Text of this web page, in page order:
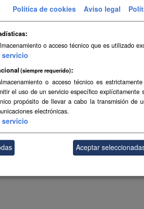
puede acceder a este registro utilizando los
Política de cookies Aviso legal
o acceso técnico que es utilizado
servicio
(siempre requerido)
o acceso técnico es
el uso de un servicio específico
propósito de llevar a cabo la transmisión de
electrónicas.
servicio
Aceptar